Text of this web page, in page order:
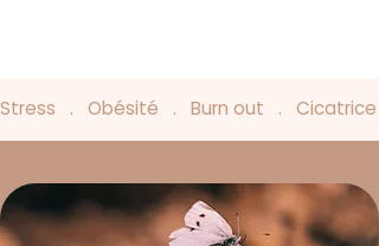
Stress   .   Obésité   .   Burn out   .